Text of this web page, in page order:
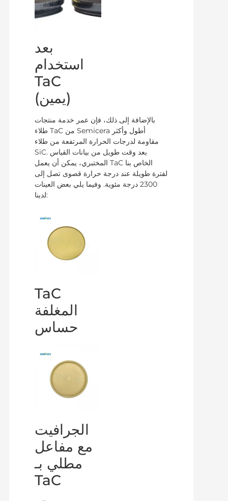
بعد
استخدام
TaC
(يمين)
بالإضافة إلى ذلك، فإن عمر خدمة منتجات
طلاء TaC من Semicera أطول وأكثر
مقاومة لدرجات الحرارة المرتفعة من طلاء
SiC. بعد وقت طويل من بيانات القياس
المختبري، يمكن أن يعمل TaC الخاص بنا
لفترة طويلة عند درجة حرارة قصوى تصل إلى
2300 درجة مئوية. وفيما يلي بعض العينات
لدينا:
TaC
المغلفة
حساس
الجرافيت
مع مفاعل
مطلي بـ
TaC